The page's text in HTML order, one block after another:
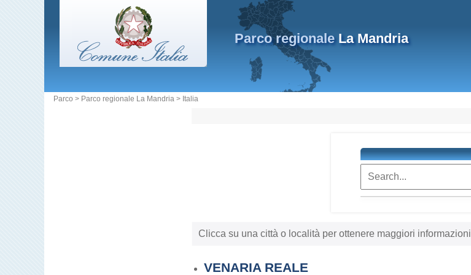
Parco regionale La Mandria
Parco > Parco regionale La Mandria > Italia
Clicca su una città o località per ottenere maggiori informazioni
VENARIA REALE